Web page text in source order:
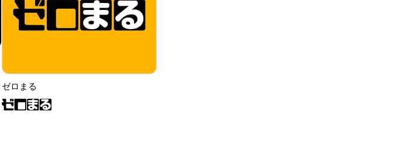
ゼロまる